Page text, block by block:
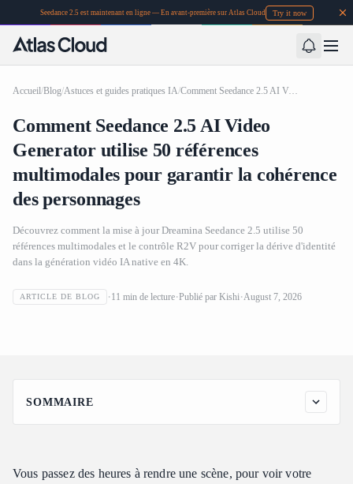
Seedance 2.5 est maintenant en ligne — En avant-première sur Atlas Cloud Try it now
Accueil/Blog/Astuces et guides pratiques IA/ Comment Seedance 2.5 AI Video Generator utilise 50 références multimodales pour garantir la cohérence des personnages
Comment Seedance 2.5 AI Video
Generator utilise 50 références
multimodales pour garantir la cohérence
des personnages
Découvrez comment la mise à jour Dreamina Seedance 2.5 utilise 50
références multimodales et le contrôle R2V pour corriger la dérive d'identité
dans la génération vidéo IA native en 4K.
ARTICLE DE BLOG 11 min de lecture Publié par Kishi August 7, 2026
Comment Seedance 2.5 AI Video Generator utilise 50
références multimodales pour garantir la cohérence des
SOMMAIRE
Au-delà des prompts textuels : Qu'est-ce que le système de 50
Évolution architecturale : Seedance 2.0 vs 2.5
Vous passez des heures à rendre une scène, pour voir votre